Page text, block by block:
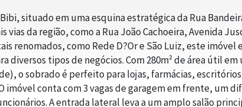
situado em uma esquina estratégica da Rua
vias da região, como a Rua João Cachoeira, Avenida
renomados, como Rede D?Or e São Luiz, este imóvel
diversos tipos de negócios. Com 280m² de área útil
o sobrado é perfeito para lojas, farmácias,
imóvel conta com 3 vagas de garagem em frente, um
A entrada lateral leva a um amplo salão